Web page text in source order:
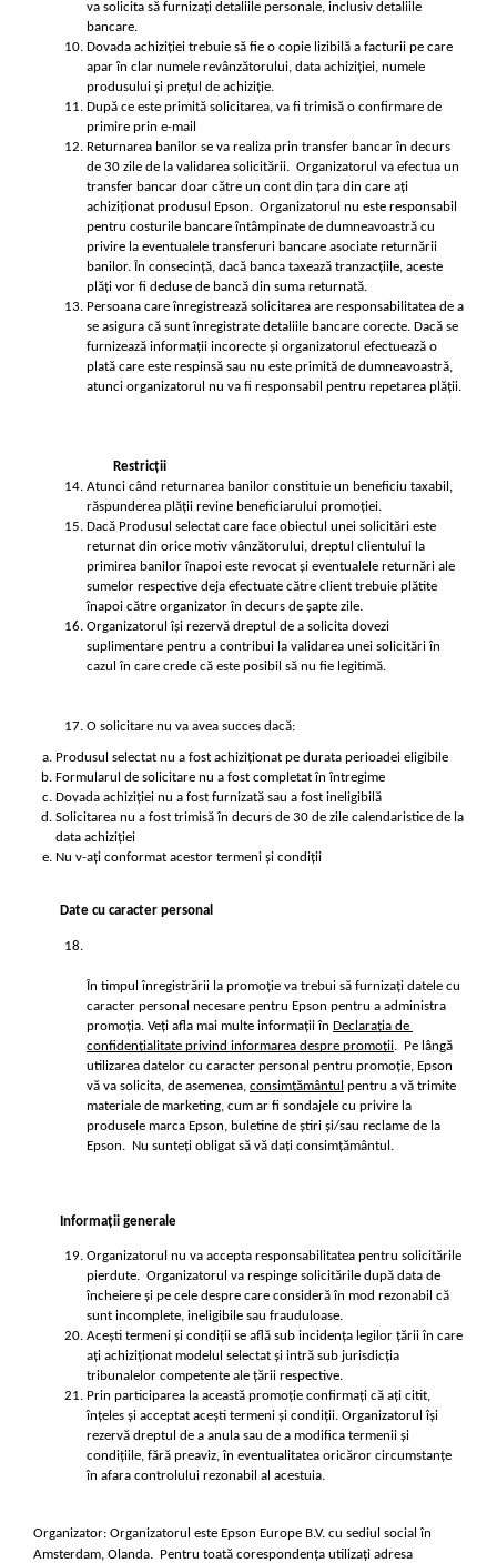
va solicita să furnizați detaliile personale, inclusiv detaliile
bancare.
Dovada achiziției trebuie să fie o copie lizibilă a facturii pe care
apar în clar numele revânzătorului, data achiziției, numele
produsului și prețul de achiziție.
După ce este primită solicitarea, va fi trimisă o confirmare de
primire prin e-mail
Returnarea banilor se va realiza prin transfer bancar în decurs
de 30 zile de la validarea solicitării.  Organizatorul va efectua un
transfer bancar doar către un cont din țara din care ați
achiziționat produsul Epson.  Organizatorul nu este responsabil
pentru costurile bancare întâmpinate de dumneavoastră cu
privire la eventualele transferuri bancare asociate returnării
banilor. În consecință, dacă banca taxează tranzacțiile, aceste
plăți vor fi deduse de bancă din suma returnată.
Persoana care înregistrează solicitarea are responsabilitatea de a
se asigura că sunt înregistrate detaliile bancare corecte. Dacă se
furnizează informații incorecte și organizatorul efectuează o
plată care este respinsă sau nu este primită de dumneavoastră,
atunci organizatorul nu va fi responsabil pentru repetarea plății.
Restricții
Atunci când returnarea banilor constituie un beneficiu taxabil,
răspunderea plății revine beneficiarului promoției.
Dacă Produsul selectat care face obiectul unei solicitări este
returnat din orice motiv vânzătorului, dreptul clientului la
primirea banilor înapoi este revocat și eventualele returnări ale
sumelor respective deja efectuate către client trebuie plătite
înapoi către organizator în decurs de șapte zile.
Organizatorul își rezervă dreptul de a solicita dovezi
suplimentare pentru a contribui la validarea unei solicitări în
cazul în care crede că este posibil să nu fie legitimă.
O solicitare nu va avea succes dacă:
Produsul selectat nu a fost achiziționat pe durata perioadei eligibile
Formularul de solicitare nu a fost completat în întregime
Dovada achiziției nu a fost furnizată sau a fost ineligibilă
Solicitarea nu a fost trimisă în decurs de 30 de zile calendaristice de la
data achiziției
Nu v-ați conformat acestor termeni și condiții
Date cu caracter personal
În timpul înregistrării la promoție va trebui să furnizați datele cu
caracter personal necesare pentru Epson pentru a administra
promoția. Veți afla mai multe informații în Declarația de
confidențialitate privind informarea despre promoții.  Pe lângă
utilizarea datelor cu caracter personal pentru promoție, Epson
vă va solicita, de asemenea, consimțământul pentru a vă trimite
materiale de marketing, cum ar fi sondajele cu privire la
produsele marca Epson, buletine de știri și/sau reclame de la
Epson.  Nu sunteți obligat să vă dați consimțământul.
Informații generale
Organizatorul nu va accepta responsabilitatea pentru solicitările
pierdute.  Organizatorul va respinge solicitările după data de
încheiere și pe cele despre care consideră în mod rezonabil că
sunt incomplete, ineligibile sau frauduloase.
Acești termeni și condiții se află sub incidența legilor țării în care
ați achiziționat modelul selectat și intră sub jurisdicția
tribunalelor competente ale țării respective.
Prin participarea la această promoție confirmați că ați citit,
înțeles și acceptat acești termeni și condiții. Organizatorul își
rezervă dreptul de a anula sau de a modifica termenii și
condițiile, fără preaviz, în eventualitatea oricăror circumstanțe
în afara controlului rezonabil al acestuia.
Organizator: Organizatorul este Epson Europe B.V. cu sediul social în
Amsterdam, Olanda.  Pentru toată corespondența utilizați adresa